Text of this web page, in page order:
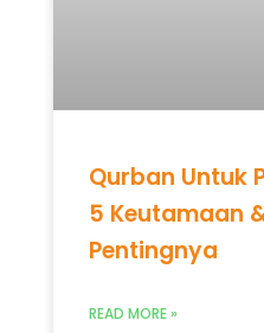
Qurban Untuk
5 Keutamaan
Pentingnya
READ MORE »